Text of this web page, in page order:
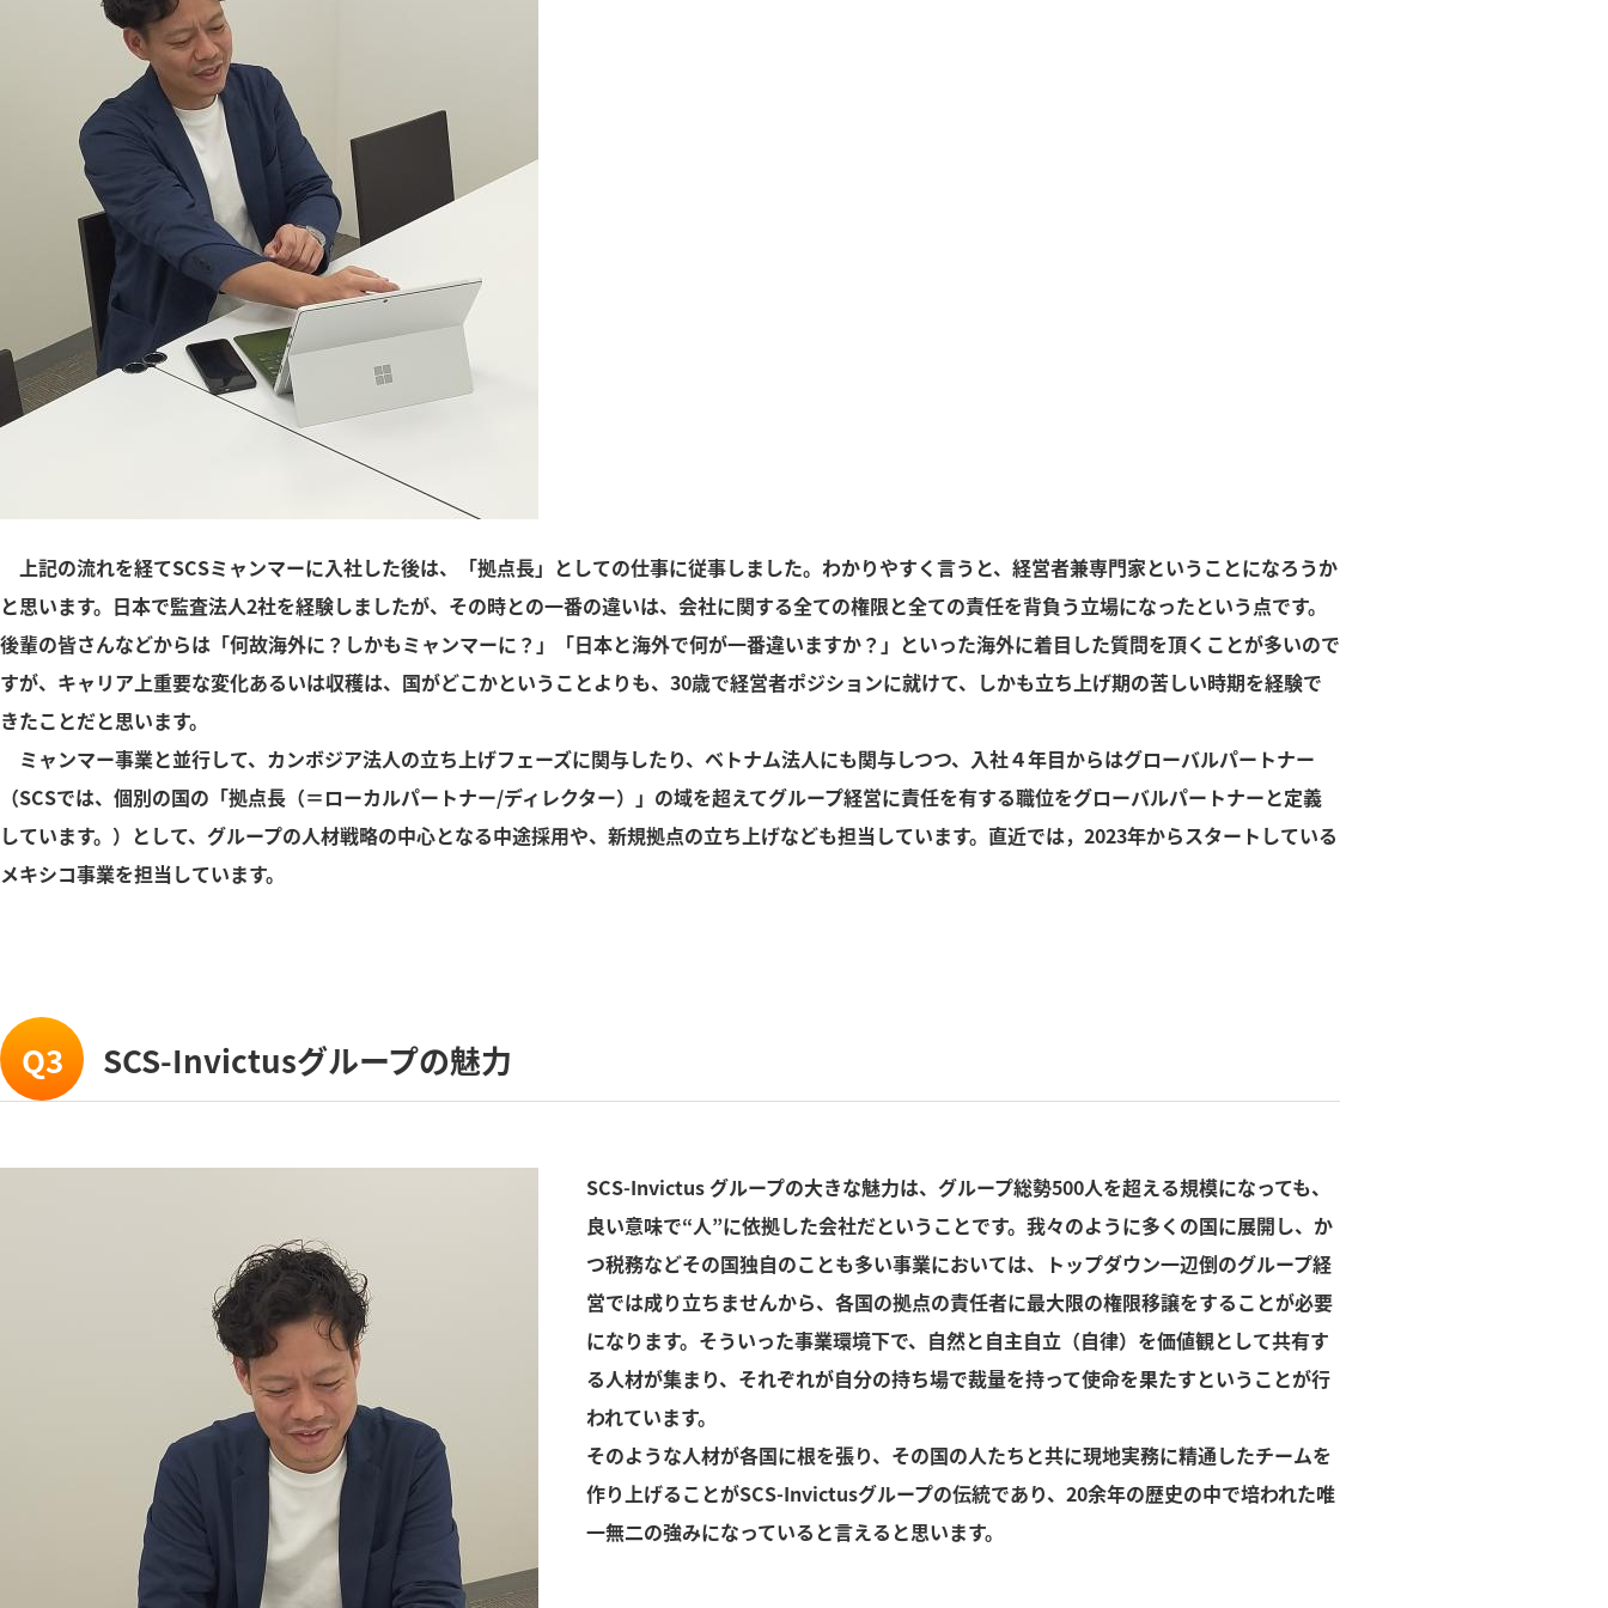
上記の流れを経てSCSミャンマーに入社した後は、「拠点長」としての仕事に従事しました。わかりやすく言うと、経営者兼専門家ということになろうか
と思います。日本で監査法人2社を経験しましたが、その時との一番の違いは、会社に関する全ての権限と全ての責任を背負う立場になったという点です。
後輩の皆さんなどからは「何故海外に？しかもミャンマーに？」「日本と海外で何が一番違いますか？」といった海外に着目した質問を頂くことが多いので
すが、キャリア上重要な変化あるいは収穫は、国がどこかということよりも、30歳で経営者ポジションに就けて、しかも立ち上げ期の苦しい時期を経験で
きたことだと思います。
ミャンマー事業と並行して、カンボジア法人の立ち上げフェーズに関与したり、ベトナム法人にも関与しつつ、入社４年目からはグローバルパートナー
（SCSでは、個別の国の「拠点長（＝ローカルパートナー/ディレクター）」の域を超えてグループ経営に責任を有する職位をグローバルパートナーと定義
しています。）として、グループの人材戦略の中心となる中途採用や、新規拠点の立ち上げなども担当しています。直近では，2023年からスタートしている
メキシコ事業を担当しています。
Q3 SCS-Invictusグループの魅力
SCS-Invictus グループの大きな魅力は、グループ総勢500人を超える規模になっても、
良い意味で“人”に依拠した会社だということです。我々のように多くの国に展開し、か
つ税務などその国独自のことも多い事業においては、トップダウン一辺倒のグループ経
営では成り立ちませんから、各国の拠点の責任者に最大限の権限移譲をすることが必要
になります。そういった事業環境下で、自然と自主自立（自律）を価値観として共有す
る人材が集まり、それぞれが自分の持ち場で裁量を持って使命を果たすということが行
われています。
そのような人材が各国に根を張り、その国の人たちと共に現地実務に精通したチームを
作り上げることがSCS-Invictusグループの伝統であり、20余年の歴史の中で培われた唯
一無二の強みになっていると言えると思います。